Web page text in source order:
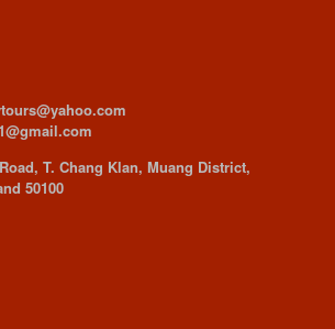
T. Chang Klan, Muang District,
50100